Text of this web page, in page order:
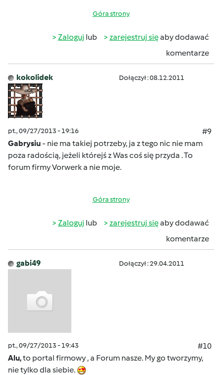
Góra strony
Zaloguj lub zarejestruj sięaby dodawać
komentarze
kokolidek Dołączył : 08.12.2011
pt., 09/27/2013 - 19:16
#9
Gabrysiu- nie ma takiej potrzeby, ja z tego nic nie mam
poza radością, jeżeli którejś z Was coś się przyda . To
forum firmy Vorwerk a nie moje.
Góra strony
Zaloguj lub zarejestruj sięaby dodawać
komentarze
gabi49 Dołączył : 29.04.2011
pt., 09/27/2013 - 19:43
#10
Alu,to portal firmowy , a Forum nasze. My go tworzymy,
nie tylko dla siebie.